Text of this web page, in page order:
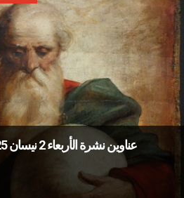
عناوين نشرة الأربعاء 2 نيسان 2025: لنترك رحمة الله تجدنا